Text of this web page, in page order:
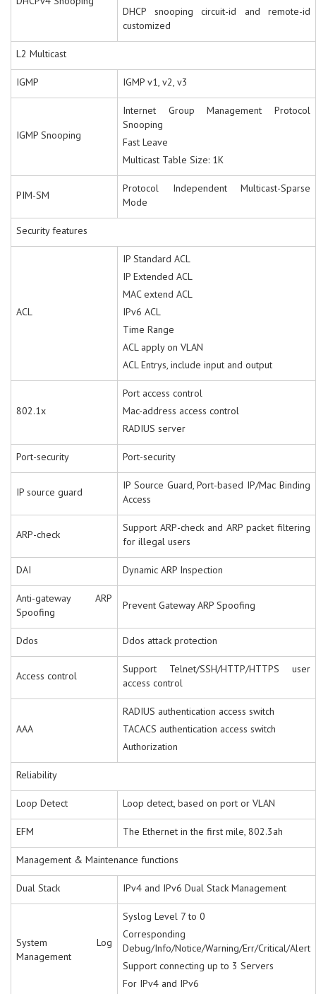
DHCP snooping circuit-id and remote-id
customized
L2 Multicast
IGMP IGMP v1, v2, v3
IGMP Snooping
Internet Group Management Protocol
Snooping
Fast Leave
Multicast Table Size: 1K
PIM-SM
Protocol Independent Multicast-Sparse
Mode
Security features
ACL
IP Standard ACL
IP Extended ACL
MAC extend ACL
IPv6 ACL
Time Range
ACL apply on VLAN
ACL Entrys, include input and output
802.1x
Port access control
Mac-address access control
RADIUS server
Port-security Port-security
IP source guard
IP Source Guard, Port-based IP/Mac Binding
Access
ARP-check
Support ARP-check and ARP packet filtering
for illegal users
DAI Dynamic ARP Inspection
Anti-gateway ARP
Spoofing
Prevent Gateway ARP Spoofing
Ddos Ddos attack protection
Access control
Support Telnet/SSH/HTTP/HTTPS user
access control
AAA
RADIUS authentication access switch
TACACS authentication access switch
Authorization
Reliability
Loop Detect Loop detect, based on port or VLAN
EFM The Ethernet in the first mile, 802.3ah
Management & Maintenance functions
Dual Stack IPv4 and IPv6 Dual Stack Management
System Log
Management
Syslog Level 7 to 0
Corresponding
Debug/Info/Notice/Warning/Err/Critical/Alert
Support connecting up to 3 Servers
For IPv4 and IPv6